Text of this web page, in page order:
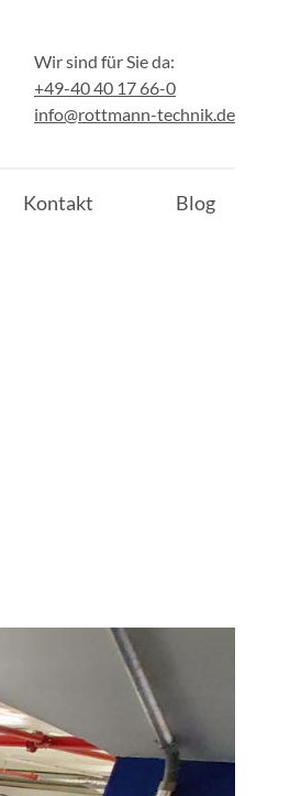
Wir sind für Sie da:
+49-40 40 17 66-0
info@rottmann-technik.de
Kontakt Blog